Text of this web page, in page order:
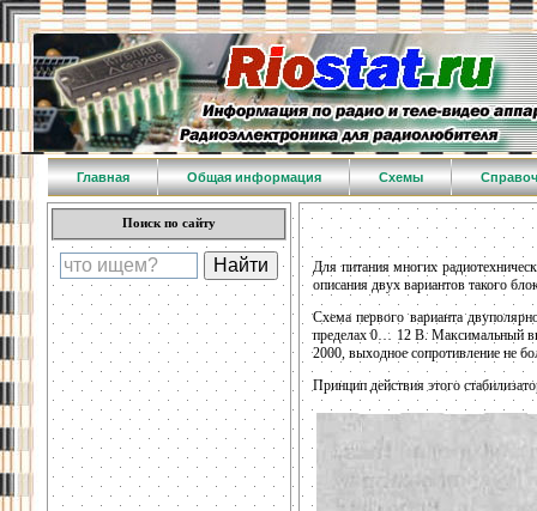
Главная Общая информация Схемы
Поиск по сайту
Для питания многих
описания двух вариантов такого
Схема первого варианта
пределах 0… 12 В. Максимальный
2000, выходное сопротивление не
Принцип действия этого